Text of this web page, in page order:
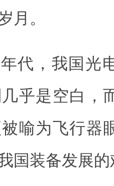
月。
年代，我国光
乎是空白，
喻为飞行器
国装备发展